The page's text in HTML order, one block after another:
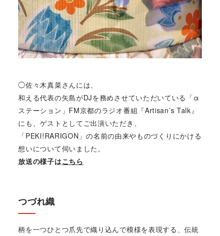
◯佐々木真菜さんには、
和える代表の矢島がDJを務めさせていただいている「α
ステーション」FM京都のラジオ番組『Artisan’s Talk』
にも、ゲストとしてご出演いただき、
「PEKI!RARIGON」の名前の由来やものづくりにかける
想いについて伺いました。
放送の様子はこちら
つづれ織
柄を一つひとつ爪先で織り込んで模様を表現する、伝統